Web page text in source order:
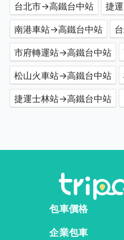
台北市→高鐵台中站
捷
南港車站→高鐵台中站
市府轉運站→高鐵台中站
松山火車站→高鐵台中站
捷運士林站→高鐵台中站
包車價格
企業包車